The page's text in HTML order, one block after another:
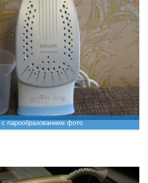
парообразованием фото